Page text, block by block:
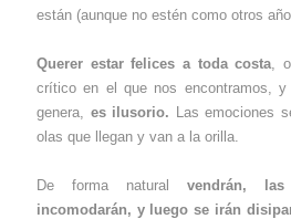
están (aunque no estén como otros
Querer estar felices a toda costa ,
crítico en el que nos encontramos,
genera, es ilusorio. Las emociones
olas que llegan y van a la orilla.
De forma natural vendrán,
incomodarán, y luego se irán